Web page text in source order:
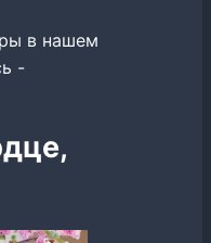
в нашем
-